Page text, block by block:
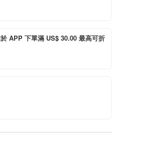
APP 下單滿 US$ 30.00 最高可折